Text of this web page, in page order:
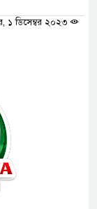
১ ডিসেম্বর ২০২৩